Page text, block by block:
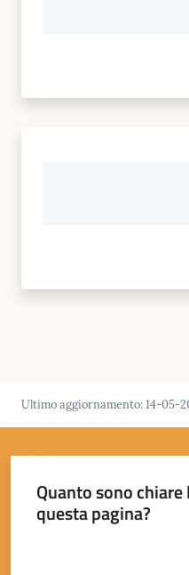
Ultimo aggiornamento:14-05-
Quanto sono
questa pagina?